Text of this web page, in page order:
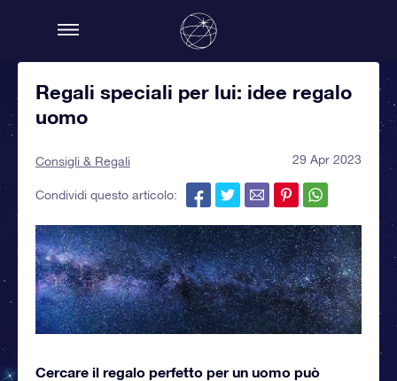
Regali speciali per lui: idee regalo
uomo
Consigli & Regali 29 Apr 2023
Condividi questo articolo:
Cercare il regalo perfetto per un uomo può